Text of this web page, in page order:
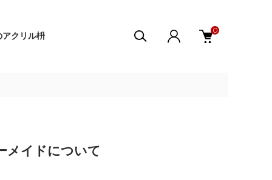
クリル枡
0
イドについて